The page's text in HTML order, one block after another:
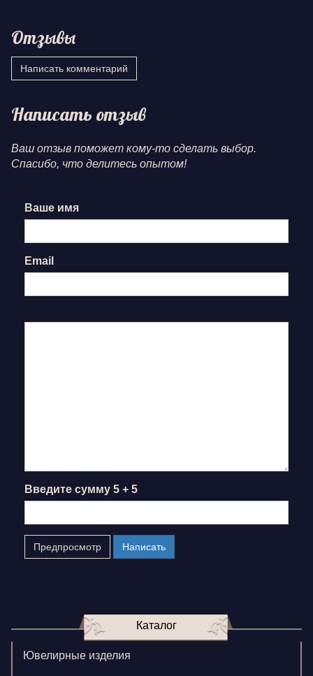
Отзывы
Написать комментарий
Написать отзыв
Ваш отзыв поможет кому-то сделать выбор.
Спасибо, что делитесь опытом!
Ваше имя
Email
Введите сумму 5 + 5
Каталог
Ювелирные изделия